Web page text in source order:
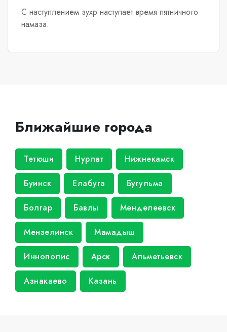
С наступлением зухр наступает время пятничного
намаза.
Ближайшие города
Тетюши Нурлат Нижнекамск
Буинск Елабуга Бугульма
Болгар Бавлы Менделеевск
Мензелинск Мамадыш
Иннополис Арск Альметьевск
Азнакаево Казань